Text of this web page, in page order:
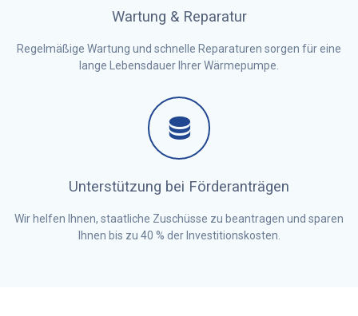
Wartung & Reparatur
Regelmäßige Wartung und schnelle Reparaturen sorgen für eine
lange Lebensdauer Ihrer Wärmepumpe.
Unterstützung bei Förderanträgen
Wir helfen Ihnen, staatliche Zuschüsse zu beantragen und sparen
Ihnen bis zu 40 % der Investitionskosten.